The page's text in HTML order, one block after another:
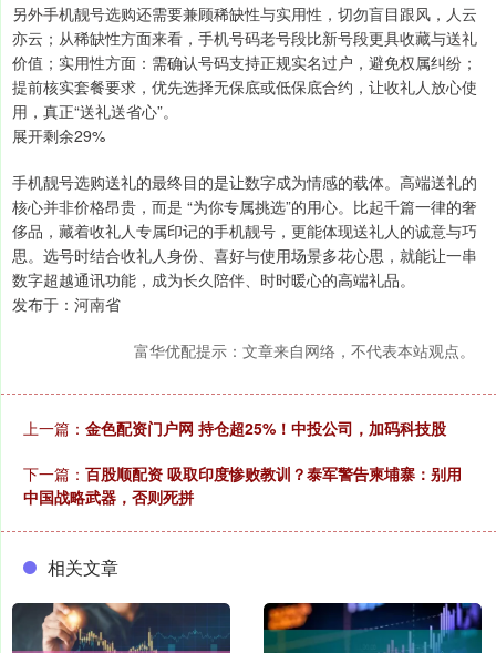
另外手机靓号选购还需要兼顾稀缺性与实用性，切勿盲目跟风，人云
亦云；从稀缺性方面来看，手机号码老号段比新号段更具收藏与送礼
价值；实用性方面：需确认号码支持正规实名过户，避免权属纠纷；
提前核实套餐要求，优先选择无保底或低保底合约，让收礼人放心使
用，真正“送礼送省心”。
展开剩余29%
手机靓号选购送礼的最终目的是让数字成为情感的载体。高端送礼的
核心并非价格昂贵，而是 “为你专属挑选”的用心。比起千篇一律的奢
侈品，藏着收礼人专属印记的手机靓号，更能体现送礼人的诚意与巧
思。选号时结合收礼人身份、喜好与使用场景多花心思，就能让一串
数字超越通讯功能，成为长久陪伴、时时暖心的高端礼品。
发布于：河南省
富华优配提示：文章来自网络，不代表本站观点。
上一篇： 金色配资门户网 持仓超25%！中投公司，加码科技股
下一篇： 百股顺配资 吸取印度惨败教训？泰军警告柬埔寨：别用
中国战略武器，否则死拼
相关文章